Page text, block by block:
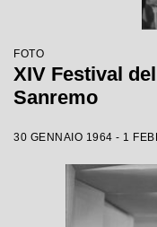
FOTO
XIV Festival
Sanremo
30 GENNAIO 1964 - 1